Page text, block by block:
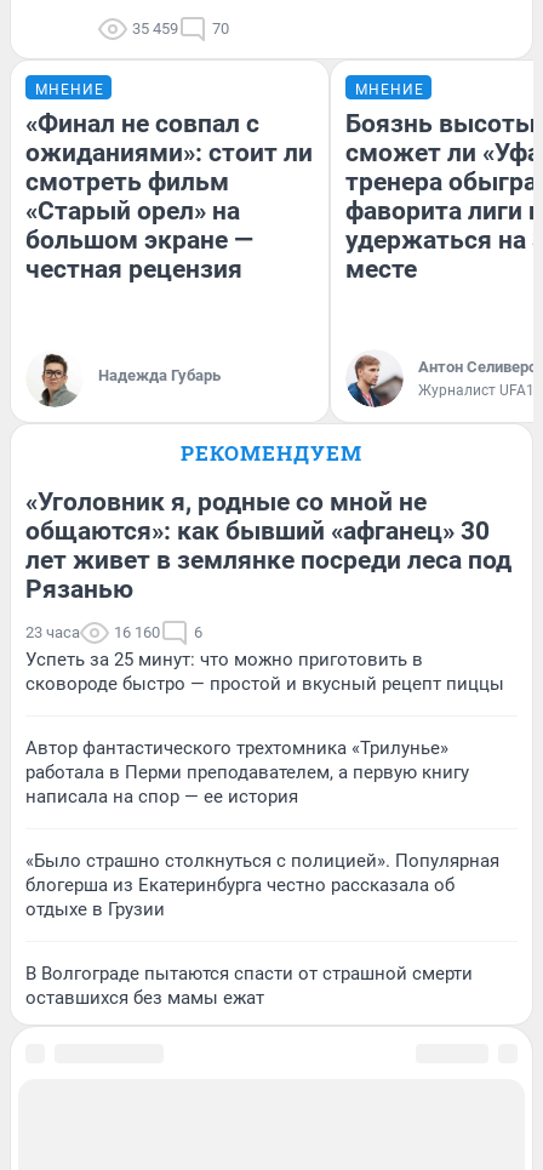
35 459 70
МНЕНИЕ
«Финал не совпал с
ожиданиями»: стоит ли
смотреть фильм
«Старый орел» на
большом экране —
честная рецензия
Надежда Губарь
МНЕНИЕ
Боязнь высоты:
сможет ли
тренера
фаворита лиги и
удержаться на
месте
Антон
Журналист
РЕКОМЕНДУЕМ
«Уголовник я, родные со мной не
общаются»: как бывший «афганец» 30
лет живет в землянке посреди леса под
Рязанью
23 часа 16 160 6
Успеть за 25 минут: что можно приготовить в
сковороде быстро — простой и вкусный рецепт пиццы
Автор фантастического трехтомника «Трилунье»
работала в Перми преподавателем, а первую книгу
написала на спор — ее история
«Было страшно столкнуться с полицией». Популярная
блогерша из Екатеринбурга честно рассказала об
отдыхе в Грузии
В Волгограде пытаются спасти от страшной смерти
оставшихся без мамы ежат